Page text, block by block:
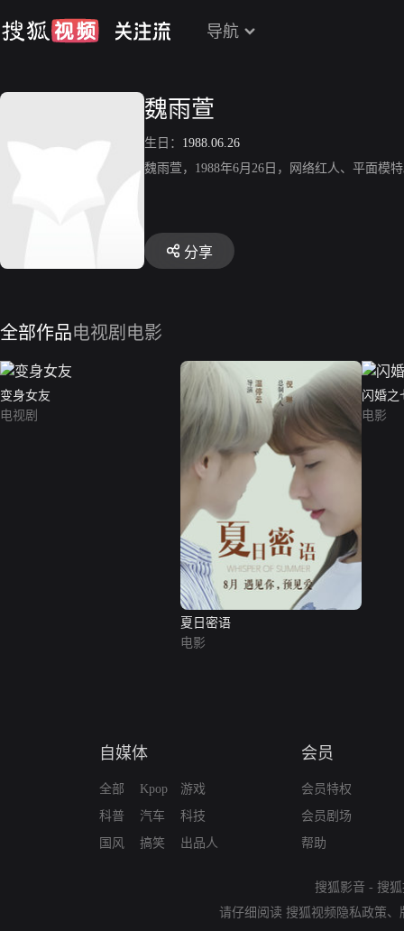
导航
魏雨萱
生日： 1988.06.26
魏雨萱，1988年6月26日，网络红人、平面模
分享
全部作品电视剧 电影
变身女友
电视剧
夏日密语
电影
闪婚之
电影
自媒体
全部
科普
国风
Kpop
汽车
搞笑
游戏
科技
出品人
会员
会员特权
会员剧场
帮助
搜狐影音 - 搜
请仔细阅读 搜狐视频隐私政策、